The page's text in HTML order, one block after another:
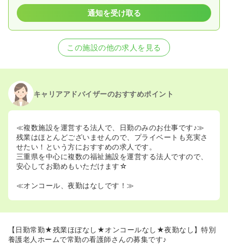
通知を受け取る
この施設の他の求人を見る
キャリアアドバイザーのおすすめポイント
≪複数施設を運営する法人で、日勤のみのお仕事です♪≫
残業はほとんどございませんので、プライベートも充実さ
せたい！という方におすすめの求人です。
三重県を中心に複数の福祉施設を運営する法人ですので、
安心してお勤めもいただけます☆
≪オンコール、夜勤はなしです！≫
【日勤常勤★残業ほぼなし★オンコールなし★夜勤なし】特別
養護老人ホームで常勤の看護師さんの募集です♪